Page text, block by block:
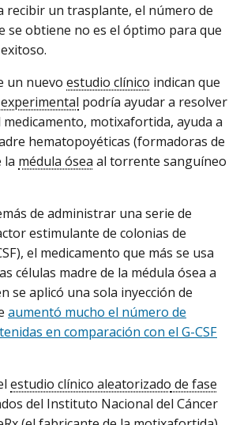
recibir un trasplante, el número de
se obtiene no es el óptimo para que
un nuevo estudio clínico indican que
podría ayudar a resolver
medicamento, motixafortida, ayuda a
hematopoyéticas (formadoras de
la médula ósea al torrente sanguíneo
de administrar una serie de
estimulante de colonias de
el medicamento que más se usa
células madre de la médula ósea a
se aplicó una sola inyección de
aumentó mucho el número de
en comparación con el G-CSF
estudio clínico aleatorizado de fase
del Instituto Nacional del Cáncer